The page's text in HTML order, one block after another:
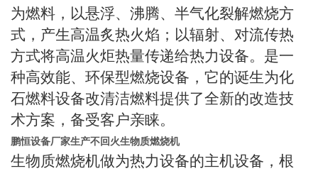
为燃料，以悬浮、沸腾、半气化裂解燃烧方
式，产生高温炙热火焰；以辐射、对流传热
方式将高温火炬热量传递给热力设备。是一
种高效能、环保型燃烧设备，它的诞生为化
石燃料设备改清洁燃料提供了全新的改造技
术方案，备受客户亲睐。
鹏恒设备厂家生产不回火生物质燃烧机
生物质燃烧机做为热力设备的主机设备，根